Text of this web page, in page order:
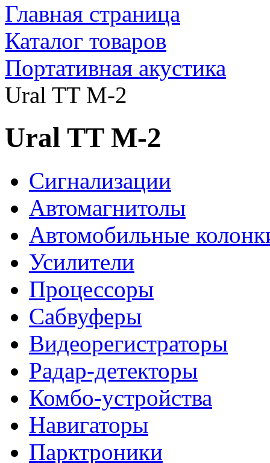
Главная страница
Каталог товаров
Портативная акустика
Ural TT M-2
Ural TT M-2
Сигнализации
Автомагнитолы
Автомобильные
Усилители
Процессоры
Сабвуферы
Видеорегистраторы
Радар-детекторы
Комбо-устройства
Навигаторы
Парктроники